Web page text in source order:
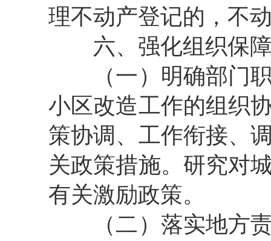
理不动产登记的，不
六、强化组织保
（一）明确部门
小区改造工作的组织
策协调、工作衔接、
关政策措施。研究对
有关激励政策。
（二）落实地方